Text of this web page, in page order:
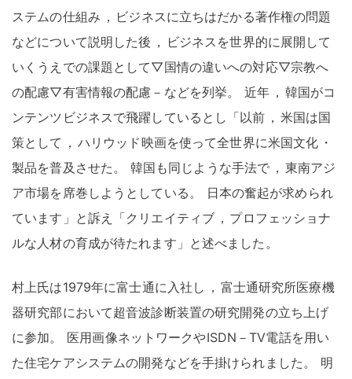
ステムの仕組み ， ビジネスに立ちはだかる著作権の問題
などについて説明した後 ， ビジネスを世界的に展開して
いくうえでの課題として▽国情の違いへの対応▽宗教へ
の配慮▽有害情報の配慮－などを列挙。 近年 ， 韓国がコ
ンテンツビジネスで飛躍しているとし「以前 ， 米国は国
策として ， ハリウッド映画を使って全世界に米国文化 ・
製品を普及させた。 韓国も同じような手法で ， 東南アジ
ア市場を席巻しようとしている。
日本の奮起が求められ
ています」と訴え「クリエイティブ ， プロフェッショナ
ルな人材の育成が待たれます」と述べました 。
村上氏は1979年に富士通に入社し ， 富士通研究所医療機
器研究部において超音波診断装置の研究開発の立ち上げ
に参加。
医用画像ネットワークやISDN－TV電話を用い
た住宅ケアシステムの開発などを手掛けられました。
明